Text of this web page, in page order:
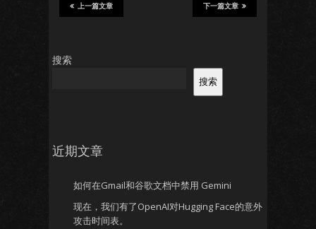
下一篇文章
上一篇文章
搜索
搜索
近期文章
如何在Gmail和谷歌文档中禁用 Gemini
现在，我们有了OpenAI对Hugging Face的意外
攻击时间表。